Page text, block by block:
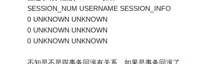
SESSION_NUM USERNAME SESSION_INFO
0 UNKNOWN UNKNOWN
0 UNKNOWN UNKNOWN
0 UNKNOWN UNKNOWN